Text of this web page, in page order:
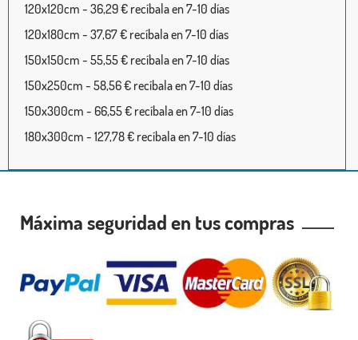
120x120cm - 36,29 € recíbala en 7-10 días
120x180cm - 37,67 € recíbala en 7-10 días
150x150cm - 55,55 € recíbala en 7-10 días
150x250cm - 58,56 € recíbala en 7-10 días
150x300cm - 66,55 € recíbala en 7-10 días
180x300cm - 127,78 € recíbala en 7-10 días
Máxima seguridad en tus compras